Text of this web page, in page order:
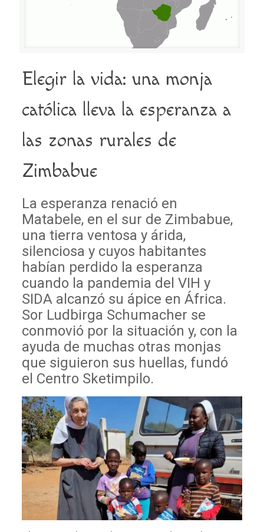
Elegir la vida: una monja
católica lleva la esperanza a
las zonas rurales de
Zimbabue
La esperanza renació en
Matabele, en el sur de Zimbabue,
una tierra ventosa y árida,
silenciosa y cuyos habitantes
habían perdido la esperanza
cuando la pandemia del VIH y
SIDA alcanzó su ápice en África.
Sor Ludbirga Schumacher se
conmovió por la situación y, con la
ayuda de muchas otras monjas
que siguieron sus huellas, fundó
el Centro Sketimpilo.